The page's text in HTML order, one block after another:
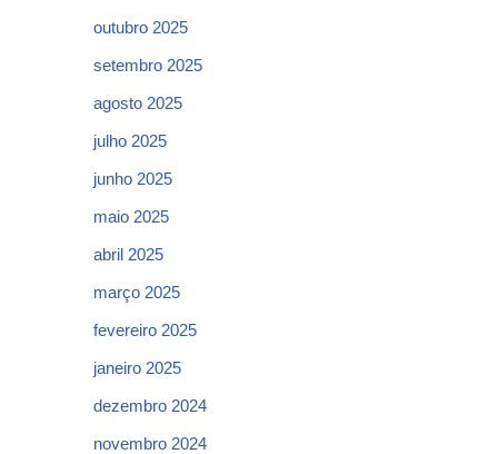
outubro 2025
setembro 2025
agosto 2025
julho 2025
junho 2025
maio 2025
abril 2025
março 2025
fevereiro 2025
janeiro 2025
dezembro 2024
novembro 2024